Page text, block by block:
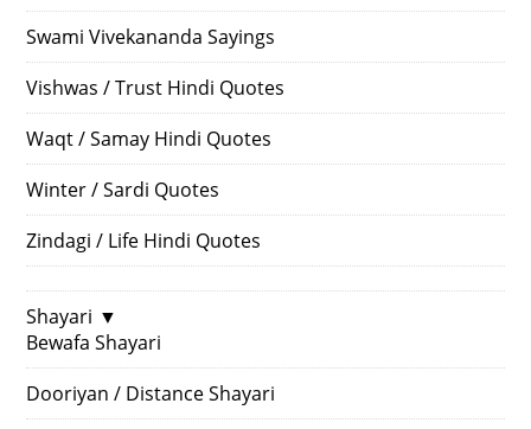
Swami Vivekananda Sayings
Vishwas / Trust Hindi Quotes
Waqt / Samay Hindi Quotes
Winter / Sardi Quotes
Zindagi / Life Hindi Quotes
Shayari ▼
Bewafa Shayari
Dooriyan / Distance Shayari